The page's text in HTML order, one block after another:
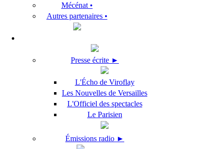
Mécénat •
Autres partenaires •
Presse écrite ►
L'Écho de Viroflay
Les Nouvelles de Versailles
L'Officiel des spectacles
Le Parisien
Émissions radio ►